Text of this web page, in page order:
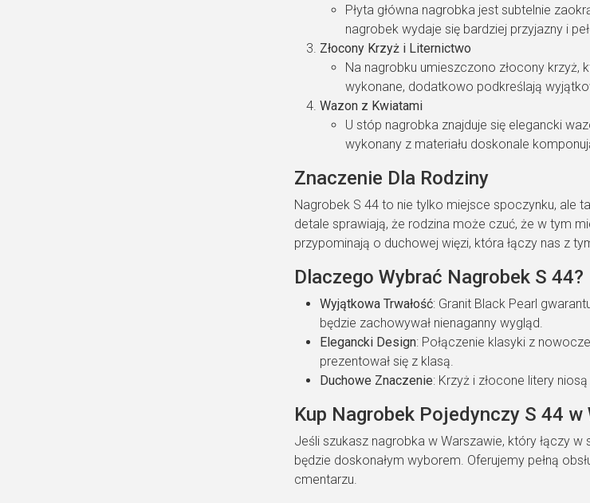
Płyta główna nagrobka jest subtelnie
nagrobek wydaje się bardziej przyjazny i
Złocony Krzyż i Liternictwo
Na nagrobku umieszczono złocony krzyż,
wykonane, dodatkowo podkreślają
Wazon z Kwiatami
U stóp nagrobka znajduje się elegancki
wykonany z materiału doskonale
Znaczenie Dla Rodziny
Nagrobek S 44 to nie tylko miejsce spoczynku, ale
detale sprawiają, że rodzina może czuć, że w tym
przypominają o duchowej więzi, która łączy nas z
Dlaczego Wybrać Nagrobek S 44?
Wyjątkowa Trwałość: Granit Black Pearl
będzie zachowywał nienaganny wygląd.
Elegancki Design: Połączenie klasyki z
prezentował się z klasą.
Duchowe Znaczenie: Krzyż i złocone litery
Kup Nagrobek Pojedynczy S 44 w
Jeśli szukasz nagrobka w Warszawie, który łączy
będzie doskonałym wyborem. Oferujemy pełną
cmentarzu.